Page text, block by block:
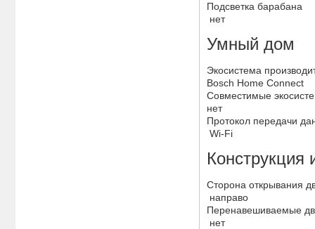
Подсветка барабана
нет
Умный дом
Экосистема
Bosch Home Connect
Совместимые
нет
Протокол передачи
Wi-Fi
Конструкция
Сторона открывания
направо
Перенавешиваемые
нет